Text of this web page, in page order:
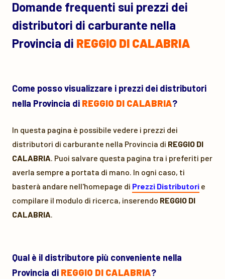
Domande frequenti sui prezzi dei
distributori di carburante nella
Provincia di REGGIO DI CALABRIA
Come posso visualizzare i prezzi dei distributori
nella Provincia di REGGIO DI CALABRIA?
In questa pagina è possibile vedere i prezzi dei
distributori di carburante nella Provincia di REGGIO DI
CALABRIA. Puoi salvare questa pagina tra i preferiti per
averla sempre a portata di mano. In ogni caso, ti
basterà andare nell'homepage di Prezzi Distributori e
compilare il modulo di ricerca, inserendo REGGIO DI
CALABRIA.
Qual è il distributore più conveniente nella
Provincia di REGGIO DI CALABRIA?